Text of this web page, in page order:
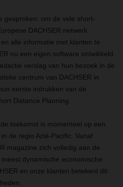
gesproken: om de vele short-
DACHSER netwerk
alle informatie met klanten te
nu een eigen software ontwikkeld.
verslag van hun bezoek in de
centrum van DACHSER in
eerste indrukken van de
Distance Planning.
toekomst is momenteel op een
de regio Azië-Pacific. Vanaf
magazine zich volledig aan de
dynamische economische
en onze klanten betekent dit: